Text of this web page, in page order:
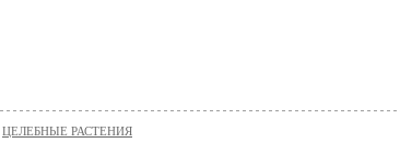
ЦЕЛЕБНЫЕ РАСТЕНИЯ